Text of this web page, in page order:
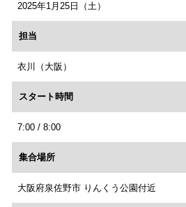
2025年1月25日（土）
担当
衣川（大阪）
スタート時間
7:00 / 8:00
集合場所
大阪府泉佐野市 りんくう公園付近